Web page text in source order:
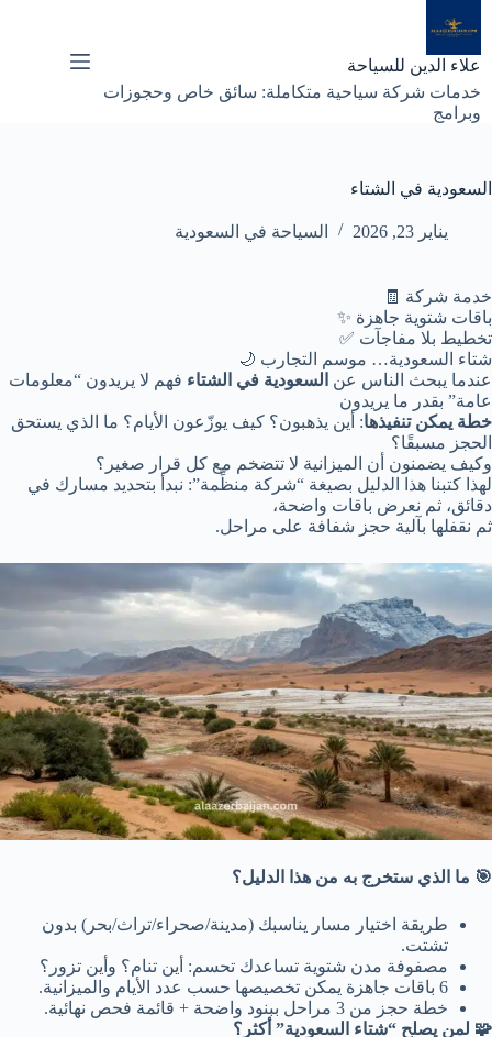
إلى
المحتوى
علاء الدين للسياحة
خدمات شركة سياحية متكاملة: سائق خاص وحجوزات
وبرامج
السعودية في الشتاء
يناير 23, 2026 السياحة في السعودية
خدمة شركة 🧾
باقات شتوية جاهزة ✨
تخطيط بلا مفاجآت ✅
شتاء السعودية… موسم التجارب 🌙
عندما يبحث الناس عن السعودية في الشتاء فهم لا يريدون “معلومات
عامة” بقدر ما يريدون
خطة يمكن تنفيذها: أين يذهبون؟ كيف يوزّعون الأيام؟ ما الذي يستحق
الحجز مسبقًا؟
وكيف يضمنون أن الميزانية لا تتضخم مع كل قرار صغير؟
لهذا كتبنا هذا الدليل بصيغة “شركة منظِّمة”: نبدأ بتحديد مسارك في
دقائق، ثم نعرض باقات واضحة،
ثم نقفلها بآلية حجز شفافة على مراحل.
🎯 ما الذي ستخرج به من هذا الدليل؟
طريقة اختيار مسار يناسبك (مدينة/صحراء/تراث/بحر) بدون
تشتت.
مصفوفة مدن شتوية تساعدك تحسم: أين تنام؟ وأين تزور؟
6 باقات جاهزة يمكن تخصيصها حسب عدد الأيام والميزانية.
خطة حجز من 3 مراحل ببنود واضحة + قائمة فحص نهائية.
🧩 لمن يصلح “شتاء السعودية” أكثر؟